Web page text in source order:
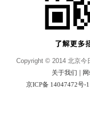
Copyright © 2014 北京今
关于我们
京ICP备 14047472号-